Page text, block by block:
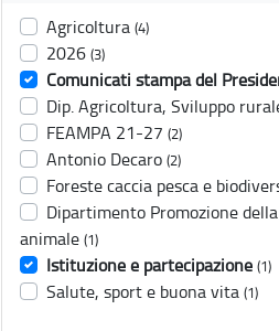
Agricoltura (4)
2026 (3)
Comunicati stampa del
Dip. Agricoltura, Sviluppo
FEAMPA 21-27 (2)
Antonio Decaro (2)
Foreste caccia pesca e
Dipartimento Promozione
animale (1)
Istituzione e partecipazione (1)
Salute, sport e buona vita (1)